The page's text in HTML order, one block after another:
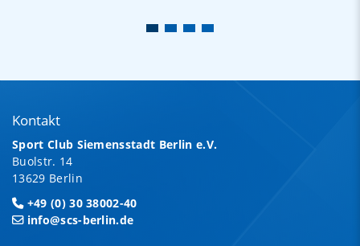
Kontakt
Sport Club Siemensstadt Berlin e.V.
Buolstr. 14
13629 Berlin
+49 (0) 30 38002-40
info@scs-berlin.de